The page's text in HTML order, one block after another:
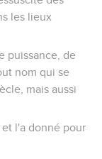
les lieux
puissance, de
nom qui se
mais aussi
et l'a donné pour